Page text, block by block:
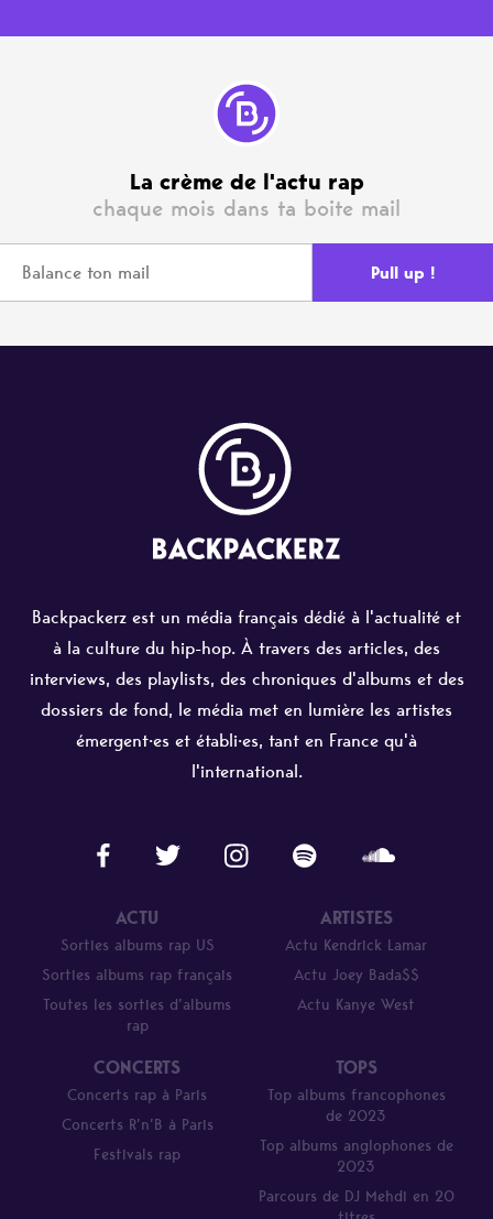
La crème de l'actu rap
chaque mois dans ta boite mail
Backpackerz est un média français dédié à l'actualité et
à la culture du hip-hop. À travers des articles, des
interviews, des playlists, des chroniques d'albums et des
dossiers de fond, le média met en lumière les artistes
émergent·es et établi·es, tant en France qu'à
l'international.
ACTU
Sorties albums rap US
Sorties albums rap français
Toutes les sorties d’albums
rap
ARTISTES
Actu Kendrick Lamar
Actu Joey Bada$$
Actu Kanye West
CONCERTS
Concerts rap à Paris
Concerts R’n’B à Paris
Festivals rap
TOPS
Top albums francophones
de 2023
Top albums anglophones de
2023
Parcours de DJ Mehdi en 20